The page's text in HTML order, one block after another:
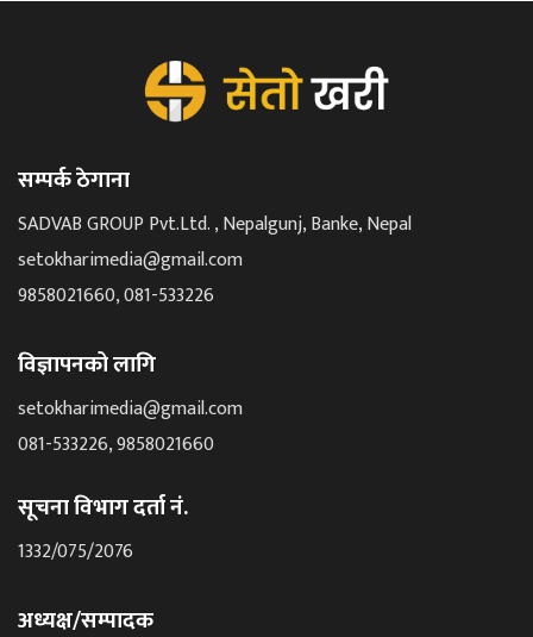
सम्पर्क ठेगाना
SADVAB GROUP Pvt.Ltd. , Nepalgunj, Banke, Nepal
setokharimedia@gmail.com
9858021660, 081-533226
विज्ञापनको लागि
setokharimedia@gmail.com
081-533226, 9858021660
सूचना विभाग दर्ता नं.
1332/075/2076
अध्यक्ष/सम्पादक